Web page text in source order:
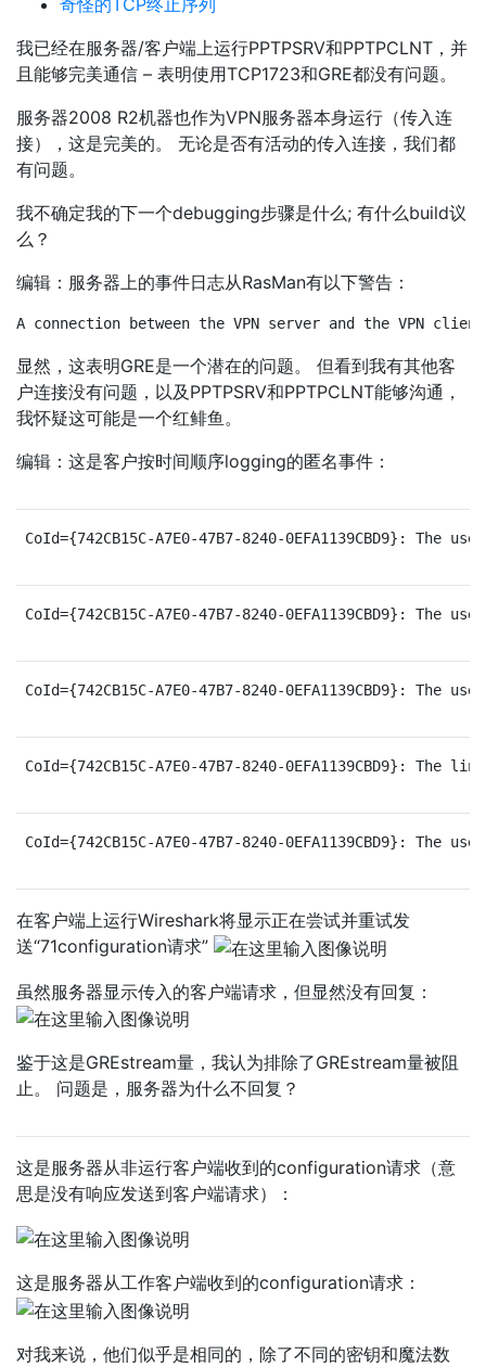
奇怪的TCP终止序列
我已经在服务器/客户端上运行PPTPSRV和PPTPCLNT，并
且能够完美通信 – 表明使用TCP1723和GRE都没有问题。
服务器2008 R2机器也作为VPN服务器本身运行（传入连
接），这是完美的。 无论是否有活动的传入连接，我们都
有问题。
我不确定我的下一个debugging步骤是什么; 有什么build议
么？
编辑：服务器上的事件日志从RasMan有以下警告：
A connection between the VPN server and the VPN
显然，这表明GRE是一个潜在的问题。 但看到我有其他客
户连接没有问题，以及PPTPSRV和PPTPCLNT能够沟通，
我怀疑这可能是一个红鲱鱼。
编辑：这是客户按时间顺序logging的匿名事件：
CoId={742CB15C-A7E0-47B7-8240-0EFA1139CBD9}:
CoId={742CB15C-A7E0-47B7-8240-0EFA1139CBD9}:
CoId={742CB15C-A7E0-47B7-8240-0EFA1139CBD9}:
CoId={742CB15C-A7E0-47B7-8240-0EFA1139CBD9}:
CoId={742CB15C-A7E0-47B7-8240-0EFA1139CBD9}:
在客户端上运行Wireshark将显示正在尝试并重试发
送“71configuration请求”
虽然服务器显示传入的客户端请求，但显然没有回复：
鉴于这是GREstream量，我认为排除了GREstream量被阻
止。 问题是，服务器为什么不回复？
这是服务器从非运行客户端收到的configuration请求（意
思是没有响应发送到客户端请求）：
这是服务器从工作客户端收到的configuration请求：
对我来说，他们似乎是相同的，除了不同的密钥和魔法数